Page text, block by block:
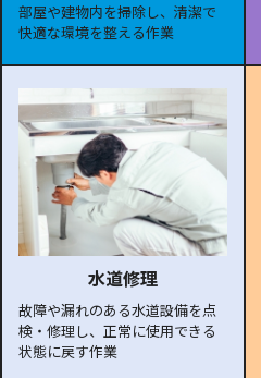
部屋や建物内を掃除し、清潔で
快適な環境を整える作業
水道修理
故障や漏れのある水道設備を点
検・修理し、正常に使用できる
状態に戻す作業